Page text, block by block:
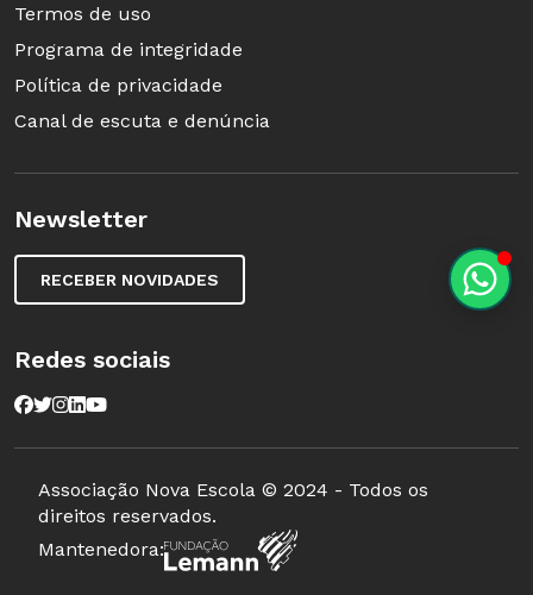
Termos de uso
Programa de integridade
Política de privacidade
Canal de escuta e denúncia
Newsletter
RECEBER NOVIDADES
Redes sociais
Associação Nova Escola © 2024 - Todos os
direitos reservados.
Mantenedora: